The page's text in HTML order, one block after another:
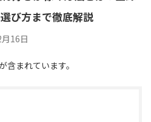
び方まで徹底解説
16日
まれています。